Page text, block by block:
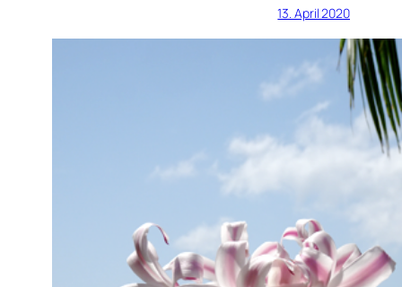
13. April 2020